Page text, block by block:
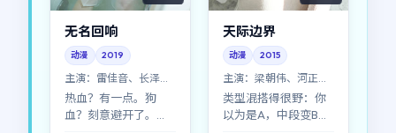
无名回响
动漫 2019
主演： 雷佳音、长泽雅
美 等
热血？有一点。狗
血？刻意避开了。
天际边界
动漫 2015
主演： 梁朝伟、河正宇
等
类型混搭得很野：你
以为是A，中段变B，